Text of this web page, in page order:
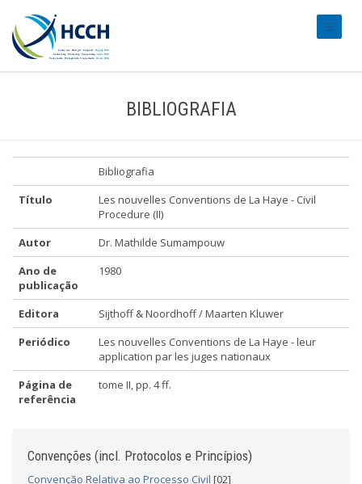
BIBLIOGRAFIA
Bibliografia
Título
Les nouvelles Conventions de La Haye - Civil
Procedure (II)
Autor
Dr. Mathilde Sumampouw
Ano de
publicação
1980
Editora
Sijthoff & Noordhoff / Maarten Kluwer
Periódico
Les nouvelles Conventions de La Haye - leur
application par les juges nationaux
Página de
referência
tome II, pp. 4 ff.
Convenções (incl. Protocolos e Princípios)
Convenção Relativa ao Processo Civil [02]